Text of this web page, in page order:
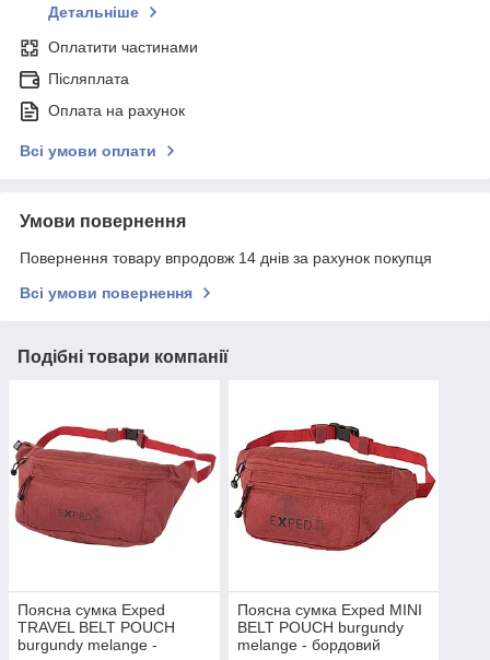
Детальніше
Оплатити частинами
Післяплата
Оплата на рахунок
Всі умови оплати
Умови повернення
Повернення товару впродовж 14 днів за рахунок покупця
Всі умови повернення
Подібні товари компанії
Поясна сумка Exped
TRAVEL BELT POUCH
burgundy melange -
Поясна сумка Exped MINI
BELT POUCH burgundy
melange - бордовий